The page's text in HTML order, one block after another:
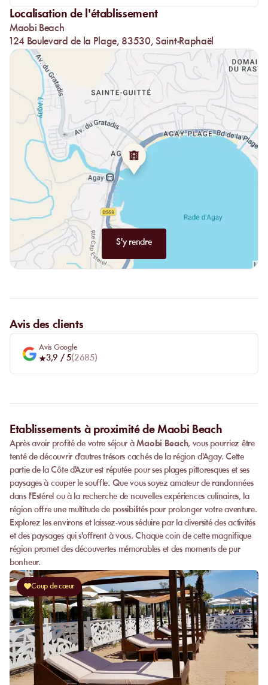
Le service, décrit comme impeccable et chaleureux, ajoute une
touche supplémentaire à cette expérience culinaire. Le personnel,
toujours souriant et attentif, veille à ce que chaque visiteur se sente
privilégié. Que vous optiez pour un dîner romantique sous les
étoiles ou un déjeuner en famille, le restaurant deMaobi Beach
est l'endroit idéal pour savourer un moment gastronomique
exceptionnel.
Localisation de l'établissement
Maobi Beach
124 Boulevard de la Plage, 83530, Saint-Raphaël
S'y rendre
Avis des clients
Avis Google
3,9 / 5(2685)
Etablissements à proximité de Maobi Beach
Après avoir profité de votre séjour àMaobi Beach, vous pourriez être
tenté de découvrir d'autres trésors cachés de la région d'Agay. Cette
partie de la Côte d'Azur est réputée pour ses plages pittoresques et ses
paysages à couper le souffle. Que vous soyez amateur de randonnées
dans l'Estérel ou à la recherche de nouvelles expériences culinaires, la
région offre une multitude de possibilités pour prolonger votre aventure.
Explorez les environs et laissez-vous séduire par la diversité des activités
et des paysages qui s'offrent à vous. Chaque coin de cette magnifique
région promet des découvertes mémorables et des moments de pur
bonheur.
Coup de cœur